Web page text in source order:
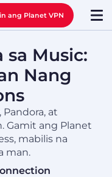
ang Planet VPN
sa Music:
Nang
at
Gamit ang Planet
mabilis na
man.